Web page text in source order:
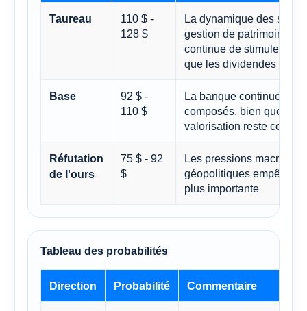
Taureau
110 $ -
128 $
La dynamique des
gestion de patrimoine et
continue de stimuler les
que les dividendes
Base
92 $ -
110 $
La banque continue de
composés, bien que la
valorisation reste
Réfutation
de l'ours
75 $ - 92
$
Les pressions
géopolitiques
plus importante
Tableau des probabilités
Direction Probabilité Commentaire